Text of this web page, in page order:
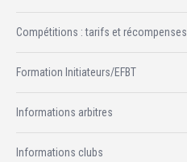
Compétitions : tarifs et récompenses
Formation Initiateurs/EFBT
Informations arbitres
Informations clubs